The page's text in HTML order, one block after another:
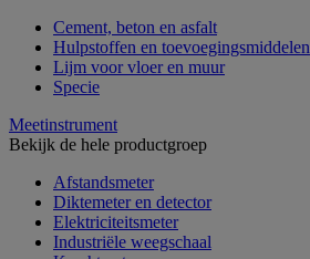
Cement, beton en asfalt
Hulpstoffen en toevoegingsmiddelen
Lijm voor vloer en muur
Specie
Meetinstrument
Bekijk de hele productgroep
Afstandsmeter
Diktemeter en detector
Elektriciteitsmeter
Industriële weegschaal